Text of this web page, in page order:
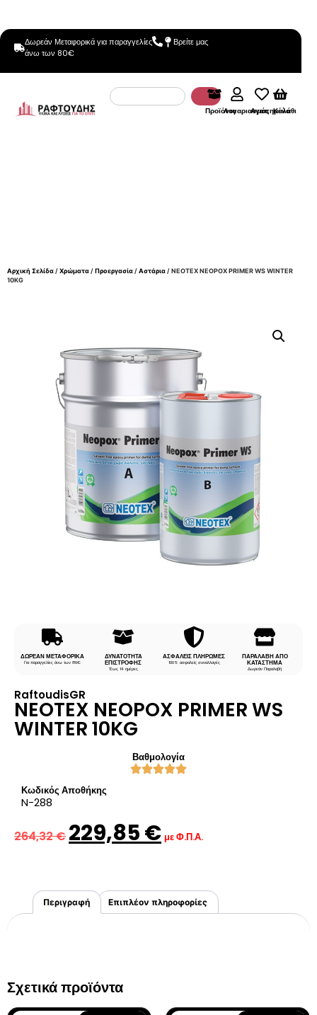
Δωρεάν Μεταφορικά για παραγγελίες
άνω των 80€
Βρείτε μας
ΠροϊόνταΛογαριασμόςΑγαπημένα
Καλάθι
Αρχική Σελίδα/Χρώματα/Προεργασία/Αστάρια/ NEOTEX NEOPOX PRIMER WS WINTER
10KG
ΔΩΡΕΑΝ ΜΕΤΑΦΟΡΙΚΑ
Για παραγγελίες άνω των 80€
ΔΥΝΑΤΟΤΗΤΑ
ΕΠΙΣΤΡΟΦΗΣ
Έως 14 ημέρες
ΑΣΦΑΛΕΙΣ ΠΛΗΡΩΜΕΣ
100% ασφαλείς συναλλαγές
ΠΑΡΑΛΑΒΗ ΑΠΟ
ΚΑΤΑΣΤΗΜΑ
Δωρεάν Παραλαβή
RaftoudisGR
NEOTEX NEOPOX PRIMER WS
WINTER 10KG
Βαθμολογία
Κωδικός Αποθήκης
N-288
264,32€ 229,85€ με Φ.Π.Α.
Περιγραφή Επιπλέον πληροφορίες
Σχετικά προϊόντα